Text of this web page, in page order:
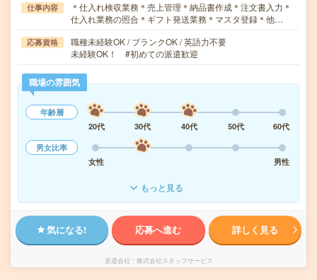
仕事内容
＊仕入れ検収業務＊売上管理＊納品書作成＊注文書入力＊
仕入れ業務の照合＊ギフト発送業務＊マスタ登録＊他…
応募資格
職種未経験OK / ブランクOK / 英語力不要
未経験OK！ #初めての派遣歓迎
職場の雰囲気
年齢層
20代
30代 40代 50代
60代
男女比率
女性
男性
もっと見る
気になる! 応募へ進む 詳しく見る
派遣会社 株式会社スタッフサービス